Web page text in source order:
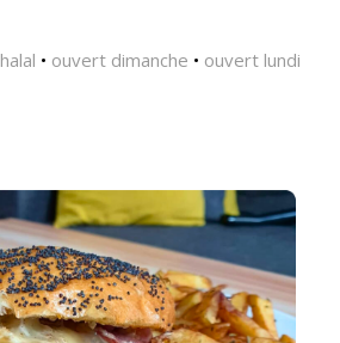
halal • ouvert dimanche • ouvert lundi